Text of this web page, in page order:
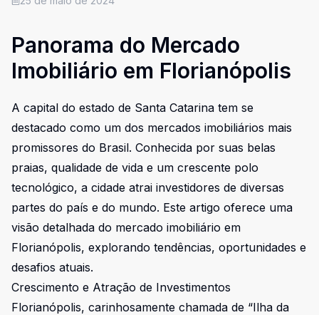
Panorama do Mercado
Imobiliário em Florianópolis
A capital do estado de Santa Catarina tem se
destacado como um dos mercados imobiliários mais
promissores do Brasil. Conhecida por suas belas
praias, qualidade de vida e um crescente polo
tecnológico, a cidade atrai investidores de diversas
partes do país e do mundo. Este artigo oferece uma
visão detalhada do mercado imobiliário em
Florianópolis, explorando tendências, oportunidades e
desafios atuais.
Crescimento e Atração de Investimentos
Florianópolis, carinhosamente chamada de “Ilha da